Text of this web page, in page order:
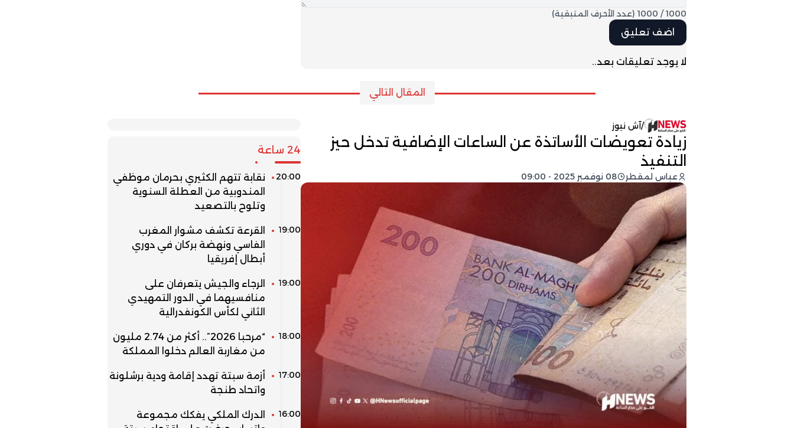
1000
/
1000 (عدد الأحرف المتبقية)
لا يوجد تعليقات بعد..
المقال التالي
/آش نيوز
زيادة تعويضات الأساتذة عن الساعات الإضافية تدخل حيز
التنفيذ
عباس لمقطر 08 نوفمبر 2025 - 09:00
24 ساعة
20:00
نقابة تتهم الكثيري بحرمان موظفي
المندوبية من العطلة السنوية
وتلوح بالتصعيد
19:00
القرعة تكشف مشوار المغرب
الفاسي ونهضة بركان في دوري
أبطال إفريقيا
19:00
الرجاء والجيش يتعرفان على
منافسيهما في الدور التمهيدي
الثاني لكأس الكونفدرالية
18:00
“مرحبا 2026”.. أكثر من 2.74 مليون
من مغاربة العالم دخلوا المملكة
17:00
أزمة سبتة تهدد إقامة ودية برشلونة
واتحاد طنجة
16:00
الدرك الملكي يفكك مجموعة